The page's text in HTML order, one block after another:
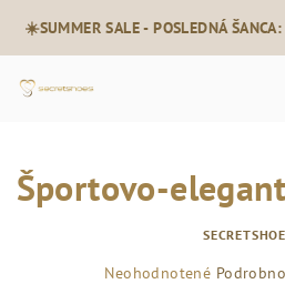
obsah
☀️SUMMER SALE - POSLEDNÁ
Športovo-
Priemerné
Neohodnotené